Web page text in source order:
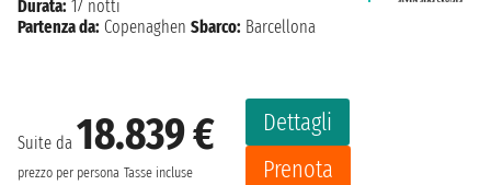
Suite da 18.839 €
prezzo per persona Tasse incluse
Dettagli
Prenota
Durata: 17 notti
Partenza da: Copenaghen Sbarco: Barcellona